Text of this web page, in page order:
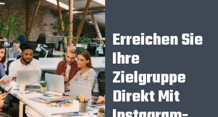
Erreichen Sie
Ihre
Zielgruppe
Direkt Mit